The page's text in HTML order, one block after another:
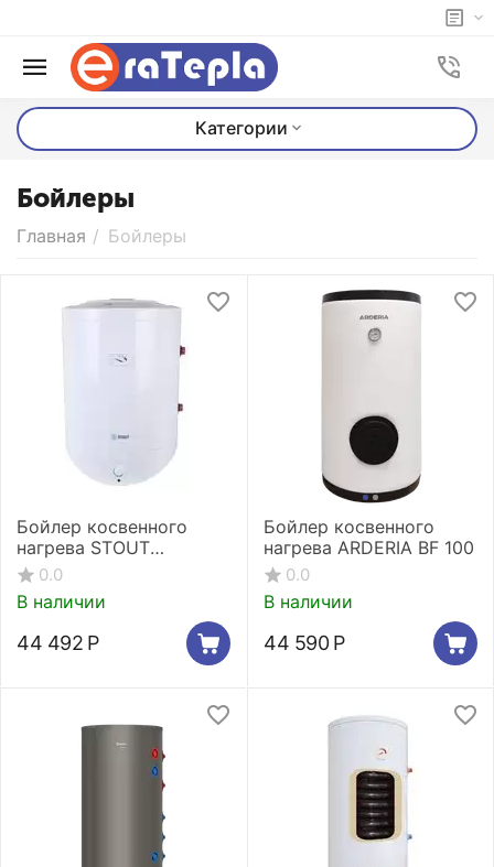
Категории
Бойлеры
Главная / Бойлеры
Бойлер косвенного
нагрева STOUT
настенный 75 л., ТЭН
2,4 кВт
0.0
В наличии
44 492 Р
Бойлер косвенного
нагрева ARDERIA BF 100
0.0
В наличии
44 590 Р